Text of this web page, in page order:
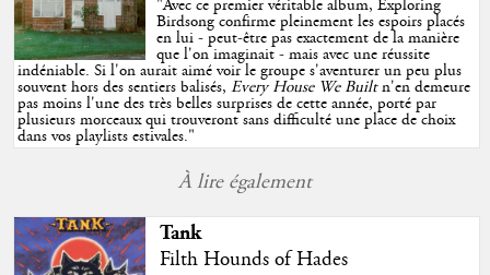
"Avec ce premier véritable album, Exploring
Birdsong confirme pleinement les espoirs placés
en lui - peut-être pas exactement de la manière
que l'on imaginait - mais avec une réussite
indéniable. Si l'on aurait aimé voir le groupe s'aventurer un peu plus
souvent hors des sentiers balisés,Every House We Builtn'en demeure
pas moins l'une des très belles surprises de cette année, porté par
plusieurs morceaux qui trouveront sans difficulté une place de choix
dans vos playlists estivales."
À lire également
Tank
Filth Hounds of Hades